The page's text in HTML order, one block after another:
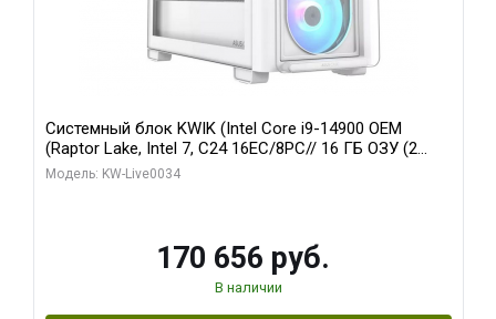
Системный блок KWIK (Intel Core i9-14900 OEM
(Raptor Lake, Intel 7, C24 16EC/8PC// 16 ГБ ОЗУ (2
модуля)/ MSI RTX5060Ti VENTUS 2X PLUS 16GB
Модель: KW-Live0034
170 656 руб.
В наличии